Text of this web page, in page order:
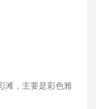
滩，主要是彩色雅